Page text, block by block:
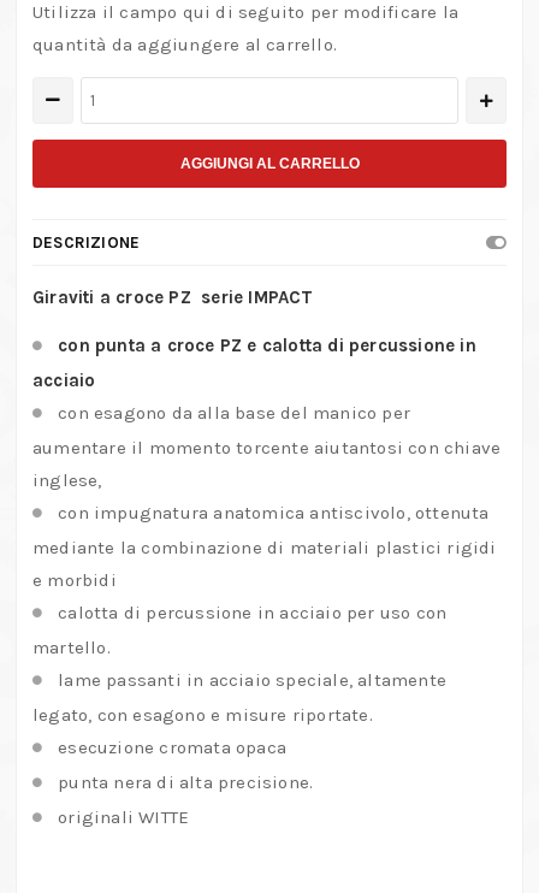
Utilizza il campo qui di seguito per modificare la
quantità da aggiungere al carrello.
Giraviti
PZ
IMPACT
quantità
AGGIUNGI AL CARRELLO
DESCRIZIONE
Giraviti a croce PZ serie IMPACT
con punta a croce PZ e calotta di percussione in
acciaio
con esagono da alla base del manico per
aumentare il momento torcente aiutantosi con chiave
inglese,
con impugnatura anatomica antiscivolo, ottenuta
mediante la combinazione di materiali plastici rigidi
e morbidi
calotta di percussione in acciaio per uso con
martello.
lame passanti in acciaio speciale, altamente
legato, con esagono e misure riportate.
esecuzione cromata opaca
punta nera di alta precisione.
originali WITTE